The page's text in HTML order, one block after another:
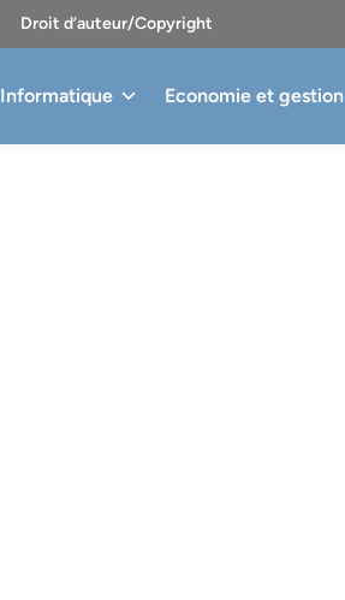
Droit d’auteur/Copyright
Informatique Economie et gestion